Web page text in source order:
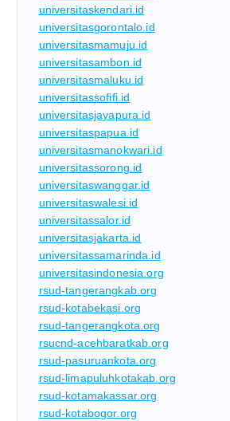
universitaskendari.id
universitasgorontalo.id
universitasmamuju.id
universitasambon.id
universitasmaluku.id
universitassofifi.id
universitasjayapura.id
universitaspapua.id
universitasmanokwari.id
universitassorong.id
universitaswanggar.id
universitaswalesi.id
universitassalor.id
universitasjakarta.id
universitassamarinda.id
universitasindonesia.org
rsud-tangerangkab.org
rsud-kotabekasi.org
rsud-tangerangkota.org
rsucnd-acehbaratkab.org
rsud-pasuruankota.org
rsud-limapuluhkotakab.org
rsud-kotamakassar.org
rsud-kotabogor.org